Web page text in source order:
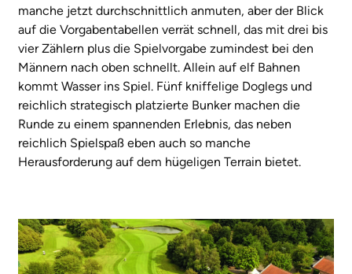
manche jetzt durchschnittlich anmuten, aber der Blick
auf die Vorgabentabellen verrät schnell, das mit drei bis
vier Zählern plus die Spielvorgabe zumindest bei den
Männern nach oben schnellt. Allein auf elf Bahnen
kommt Wasser ins Spiel. Fünf kniffelige Doglegs und
reichlich strategisch platzierte Bunker machen die
Runde zu einem spannenden Erlebnis, das neben
reichlich Spielspaß eben auch so manche
Herausforderung auf dem hügeligen Terrain bietet.